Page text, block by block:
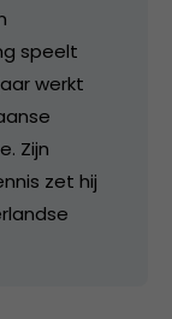
speelt
werkt
Zijn
zet hij